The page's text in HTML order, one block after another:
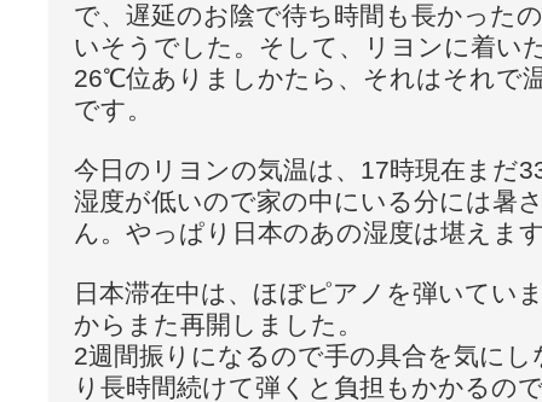
で、遅延のお陰で待ち時間も長かった
いそうでした。そして、リヨンに着い
26℃位ありましかたら、それはそれで
です。
今日のリヨンの気温は、17時現在まだ
湿度が低いので家の中にいる分には暑
ん。やっぱり日本のあの湿度は堪えま
日本滞在中は、ほぼピアノを弾いてい
からまた再開しました。
2週間振りになるので手の具合を気に
り長時間続けて弾くと負担もかかるの